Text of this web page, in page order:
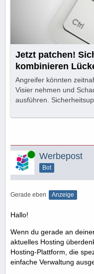
Jetzt patchen!
kombinieren
Log
Angreifer könnten
Visier nehmen und
ausführen.
Online Werbepost
Bot
Gerade eben Anzeige
Hallo!
Wenn du gerade an
aktuelles Hosting
Hosting-Plattform, die
einfache Verwaltung